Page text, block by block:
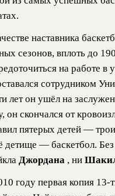
наставника
сезонов, вплоть до
на работе в
сотрудником
лет он ушёл на
он скончался от
пятерых детей —
детище — баскетбол.
Джордана , ни
году первая копия 13-